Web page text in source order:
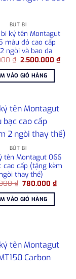
BÚT BI
ký tên Montagut
màu đỏ cao cấp
ngòi và bao da
₫ Giá
là:
2.850.000 ₫.
2.500.000₫Giá
hiện
VÀO GIỎ HÀNG
BÚT BI
tên Montagut 066
cao cấp (tặng kèm
thay thế)
₫ Giá
là:
1.080.000 ₫.
780.000₫Giá
VÀO GIỎ HÀNG